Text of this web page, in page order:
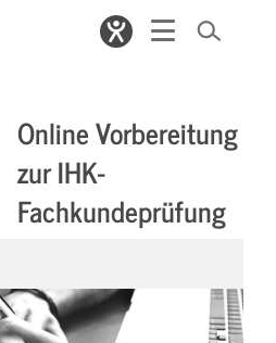
Online Vorbereitung
zur IHK-
Fachkundeprüfung